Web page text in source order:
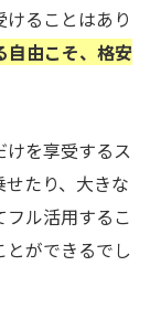
ることはあり
自由こそ、格安
を享受するス
たり、大きな
ル活用するこ
とができるでし